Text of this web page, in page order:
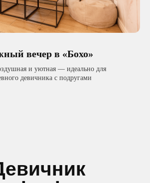
вечер в «Бохо»
и уютная — идеально для
девичника с подругами